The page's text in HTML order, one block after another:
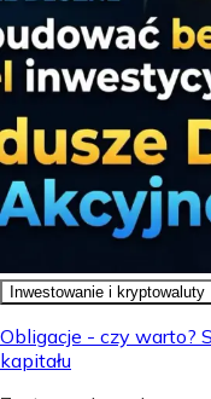
Inwestowanie i kryptowaluty
Obligacje - czy warto?
kapitału